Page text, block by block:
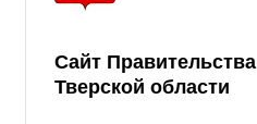
Сайт Правительства
Тверской области